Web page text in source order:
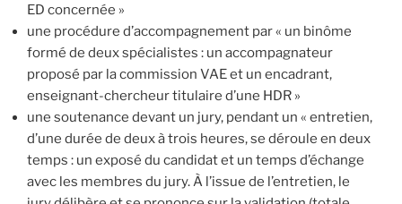
ED concernée »
une procédure d’accompagnement par « un binôme
formé de deux spécialistes : un accompagnateur
proposé par la commission VAE et un encadrant,
enseignant-chercheur titulaire d’une HDR »
une soutenance devant un jury, pendant un « entretien,
d’une durée de deux à trois heures, se déroule en deux
temps : un exposé du candidat et un temps d’échange
avec les membres du jury. À l’issue de l’entretien, le